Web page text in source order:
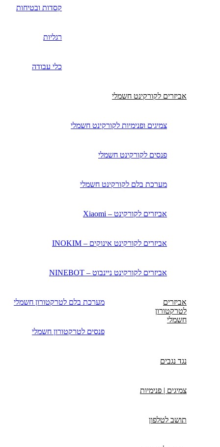
קסדות ובטיחות
רגליות
כלי עבודה
אביזרים לקורקינט חשמלי
צמיגים ופנימיות לקורקינט חשמלי
פנסים לקורקינט חשמלי
מערכת בלם לקורקינט חשמלי
אביזרים לקורקינט – Xiaomi
אביזרים לקורקינט אינוקים – INOKIM
אביזרים לקורקינט ניינבוט – NINEBOT
אביזרים
לטרקטורון
חשמלי
מערכת בלם לטרקטורון חשמלי
פנסים לטרקטורון חשמלי
נגד נגבים
צמיגים | פנימיות
תושב לטלפון